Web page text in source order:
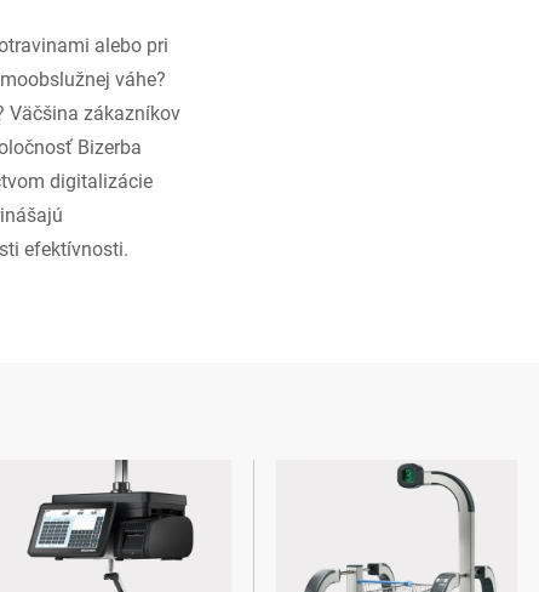
alebo pri
váhe?
Väčšina zákazníkov
Bizerba
digitalizácie
efektívnosti.